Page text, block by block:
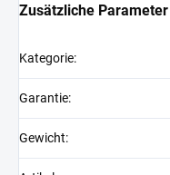
Zusätzliche Parameter
Kategorie:
Garantie:
Gewicht: